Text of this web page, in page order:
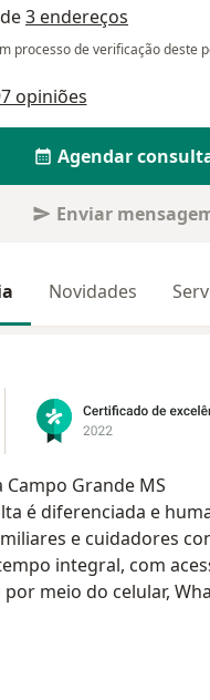
3 endereços
processo de verificação deste
opiniões
Agendar
Enviar
Novidades
Grande MS
é diferenciada e
e cuidadores
integral, com
meio do celular,
MEDICINA pela Escola